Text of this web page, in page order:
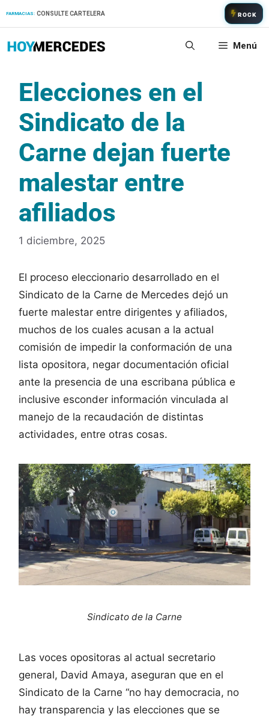
FARMACIAS: CONSULTE CARTELERA ROCK
Menú
Elecciones en el
Sindicato de la
Carne dejan fuerte
malestar entre
afiliados
1 diciembre, 2025
El proceso eleccionario desarrollado en el
Sindicato de la Carne de Mercedes dejó un
fuerte malestar entre dirigentes y afiliados,
muchos de los cuales acusan a la actual
comisión de impedir la conformación de una
lista opositora, negar documentación oficial
ante la presencia de una escribana pública e
inclusive esconder información vinculada al
manejo de la recaudación de distintas
actividades, entre otras cosas.
Sindicato de la Carne
Las voces opositoras al actual secretario
general, David Amaya, aseguran que en el
Sindicato de la Carne “no hay democracia, no
hay transparencia y las elecciones que se